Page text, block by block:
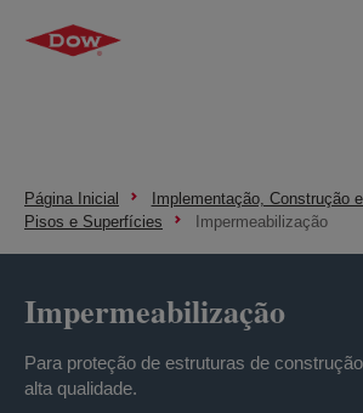
Página Inicial
Implementação, Construção
Pisos e Superfícies
Impermeabilização
Impermeabilização
Para proteção de estruturas de
alta qualidade.